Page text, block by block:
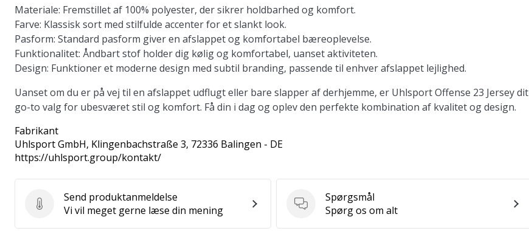
Materiale: Fremstillet af 100% polyester, der sikrer holdbarhed og komfort.
Farve: Klassisk sort med stilfulde accenter for et slankt look.
Pasform: Standard pasform giver en afslappet og komfortabel bæreoplevelse.
Funktionalitet: Åndbart stof holder dig kølig og komfortabel, uanset aktiviteten.
Design: Funktioner et moderne design med subtil branding, passende til enhver afslappet lejlighed.
Uanset om du er på vej til en afslappet udflugt eller bare slapper af derhjemme, er Uhlsport Offense 23 Jersey dit
go-to valg for ubesværet stil og komfort. Få din i dag og oplev den perfekte kombination af kvalitet og design.
Fabrikant
Uhlsport GmbH, Klingenbachstraße 3, 72336 Balingen - DE
https://uhlsport.group/kontakt/
Send produktanmeldelse
Send produktanmeldelse
Vi vil meget gerne læse din mening
Spørgsmål
Spørgsmål
Spørg os om alt